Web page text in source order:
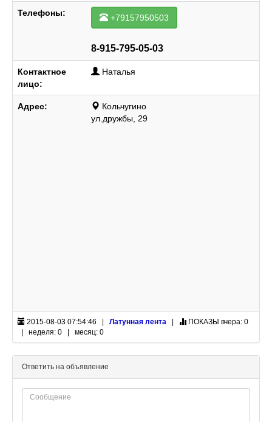
Телефоны: +79157950503
8-915-795-05-03
Контактное
лицо:
Наталья
Адрес:
Кольчугино
ул.дружбы, 29
2015-08-03 07:54:46 | Латунная лента | ПОКАЗЫ вчера: 0
| неделя: 0 | месяц: 0
Ответить на объявление